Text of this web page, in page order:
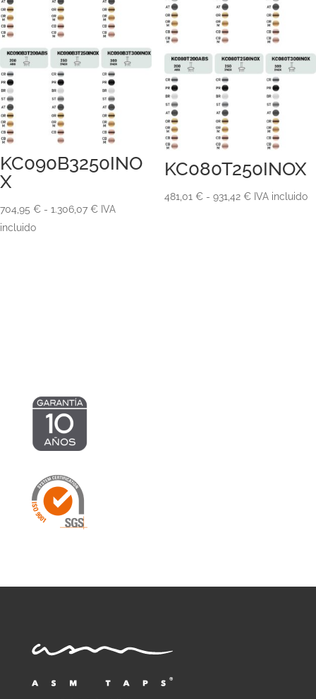
KC090B3250INO
X
704,95 € - 1.306,07 €Rango
IVA
incluido
KC080T250INOX
481,01 € - 931,42 €Rango
IVA incluido